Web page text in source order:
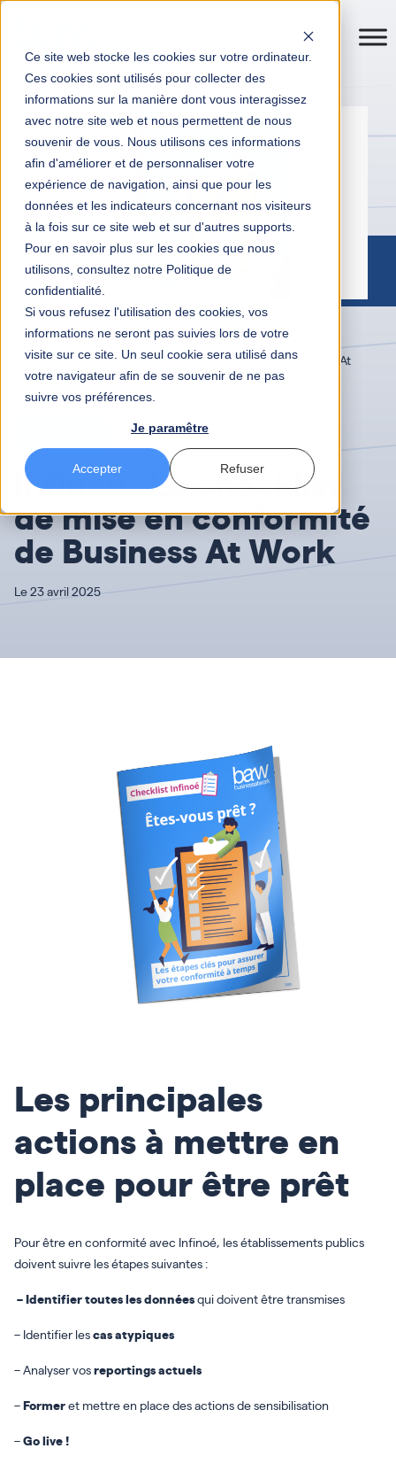
Ce site web stocke les cookies sur votre ordinateur.
Ces cookies sont utilisés pour collecter des
informations sur la manière dont vous interagissez
avec notre site web et nous permettent de nous
souvenir de vous. Nous utilisons ces informations
afin d'améliorer et de personnaliser votre
expérience de navigation, ainsi que pour les
données et les indicateurs concernant nos visiteurs
à la fois sur ce site web et sur d'autres supports.
Pour en savoir plus sur les cookies que nous
utilisons, consultez notre Politique de
confidentialité.
Si vous refusez l'utilisation des cookies, vos
informations ne seront pas suivies lors de votre
visite sur ce site. Un seul cookie sera utilisé dans
votre navigateur afin de se souvenir de ne pas
suivre vos préférences.
Je paramêtre
Accepter Refuser
Transformation digitale entreprises
Actualités
Infinoé : La checklist de mise en conformité de Business At
Work
2 mn
Infinoé : La checklist
de mise en conformité
de Business At Work
Le 23 avril 2025
Les principales
actions à mettre en
place pour être prêt
Pour être en conformité avec Infinoé, les établissements publics
doivent suivre les étapes suivantes :
– Identifiertoutes les donnéesqui doivent être transmises
– Identifierlescas atypiques
– Analyservosreportings actuels
–Formeret mettre en placedes actions de sensibilisation
–Go live !